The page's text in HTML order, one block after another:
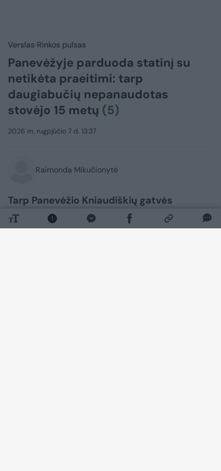
Verslas Rinkos pulsas
Panevėžyje parduoda statinį su
netikėta praeitimi: tarp
daugiabučių nepanaudotas
stovėjo 15 metų (5)
2026 m. rugpjūčio 7 d. 13:37
Raimonda Mikučionytė
Tarp Panevėžio Kniaudiškių gatvės
daugiabučių parduodamas neįprastos
paskirties statinys. Naujo šeimininko